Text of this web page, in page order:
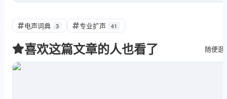
电声词典 3 专业扩声 41
喜欢这篇文章的人也看了 随便逛